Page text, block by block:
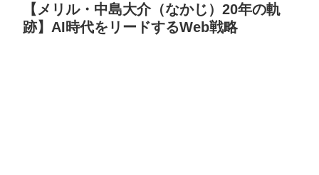
【メリル・中島大介（なかじ）20年の軌
跡】AI時代をリードするWeb戦略